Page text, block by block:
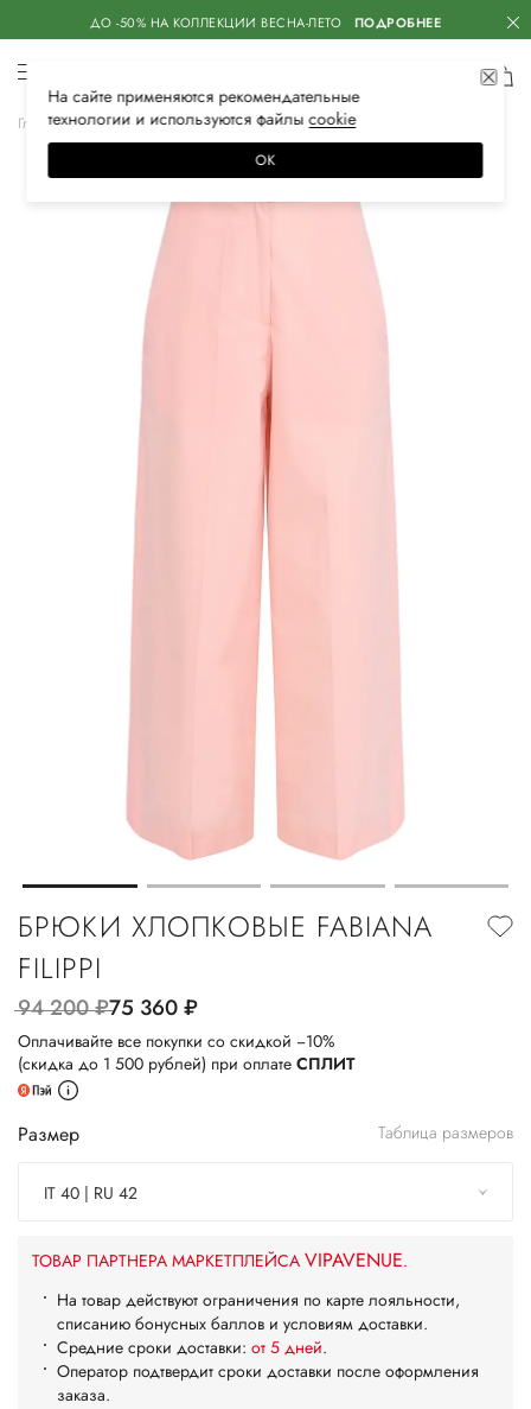
ДО -50% НА КОЛЛЕКЦИИ ВЕСНА-ЛЕТО ПОДРОБНЕЕ
Главная Женская Одежда Брюки Свободный крой
БРЮКИ ХЛОПКОВЫЕ FABIANA
FILIPPI
94 200руб.75 360руб.
Оплачивайте все покупки со скидкой −10%
(скидка до 1 500 рублей) при оплате СПЛИТ
Размер Таблица размеров
IT 40 | RU 42
ТОВАР ПАРТНЕРА МАРКЕТПЛЕЙСА VIPAVENUE.
На товар действуют ограничения по карте лояльности,
списанию бонусных баллов и условиям доставки.
Средние сроки доставки: от 5 дней.
Оператор подтвердит сроки доставки после оформления
заказа.
На сайте применяются рекомендательные
технологии и используются файлысооkiе
ОК